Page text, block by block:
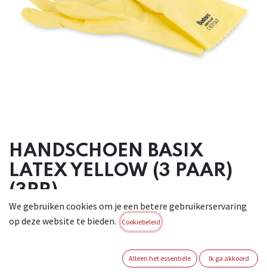
HANDSCHOEN BASIX
LATEX YELLOW (3 PAAR)
(3PR)
Gele Latex huishoudhandschoen. De elasticiteit garandeert
een
met onschadelijke schoonmaakmiddelen en water. Niet
We gebruiken cookies om je een betere gebruikerservaring
op deze website te bieden.
Cookiebeleid
Alleen het essentiële Ik ga akkoord